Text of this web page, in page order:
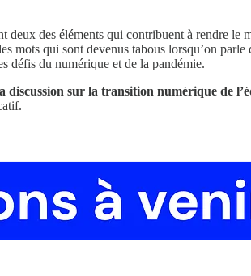
des éléments qui contribuent à rendre
mots qui sont devenus tabous lorsqu’on
défis du numérique et de la pandémie.
sur la transition numérique de